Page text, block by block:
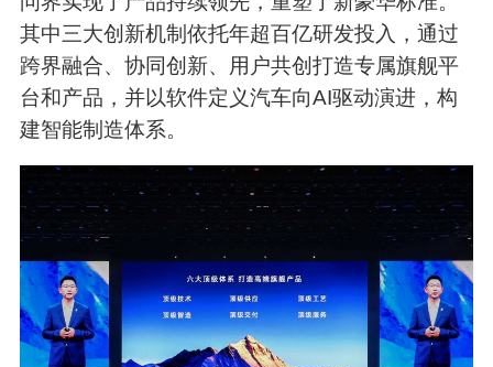
其中三大创新机制依托年超百亿研发投入，通过
跨界融合、协同创新、用户共创打造专属旗舰平
台和产品，并以软件定义汽车向AI驱动演进，构
建智能制造体系。